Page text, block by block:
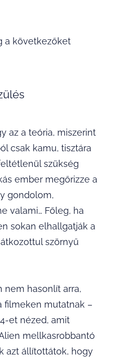
a következőket
az a teória, miszerint
csak kamu, tisztára
szükség
ember megőrizze a
gondolom,
valami… Főleg, ha
sokan elhallgatják a
szörnyű
nem hasonlít arra,
filmeken mutatnak –
et nézed, amit
mellkasrobbantó
azt állítottátok, hogy